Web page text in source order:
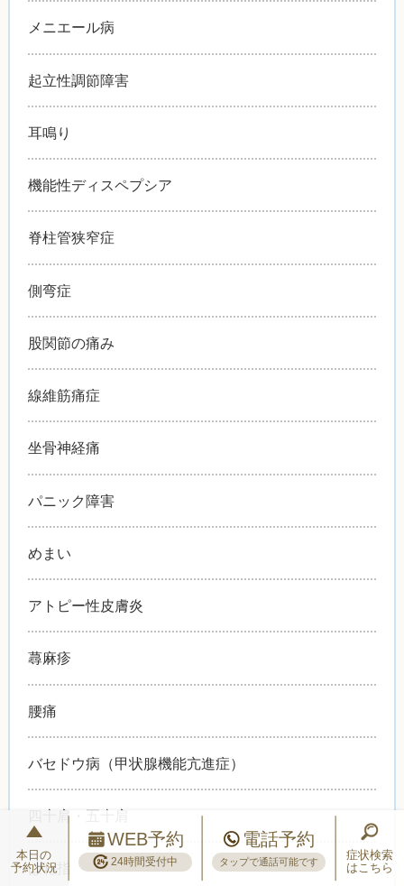
メニエール病
起立性調節障害
耳鳴り
機能性ディスペプシア
脊柱管狭窄症
側弯症
股関節の痛み
線維筋痛症
坐骨神経痛
パニック障害
めまい
アトピー性皮膚炎
蕁麻疹
腰痛
バセドウ病（甲状腺機能亢進症）
四十肩・五十肩
ばね指
本日の
予約状況
WEB予約
24時間受付中
電話予約
タップで通話可能です
症状検索
はこちら